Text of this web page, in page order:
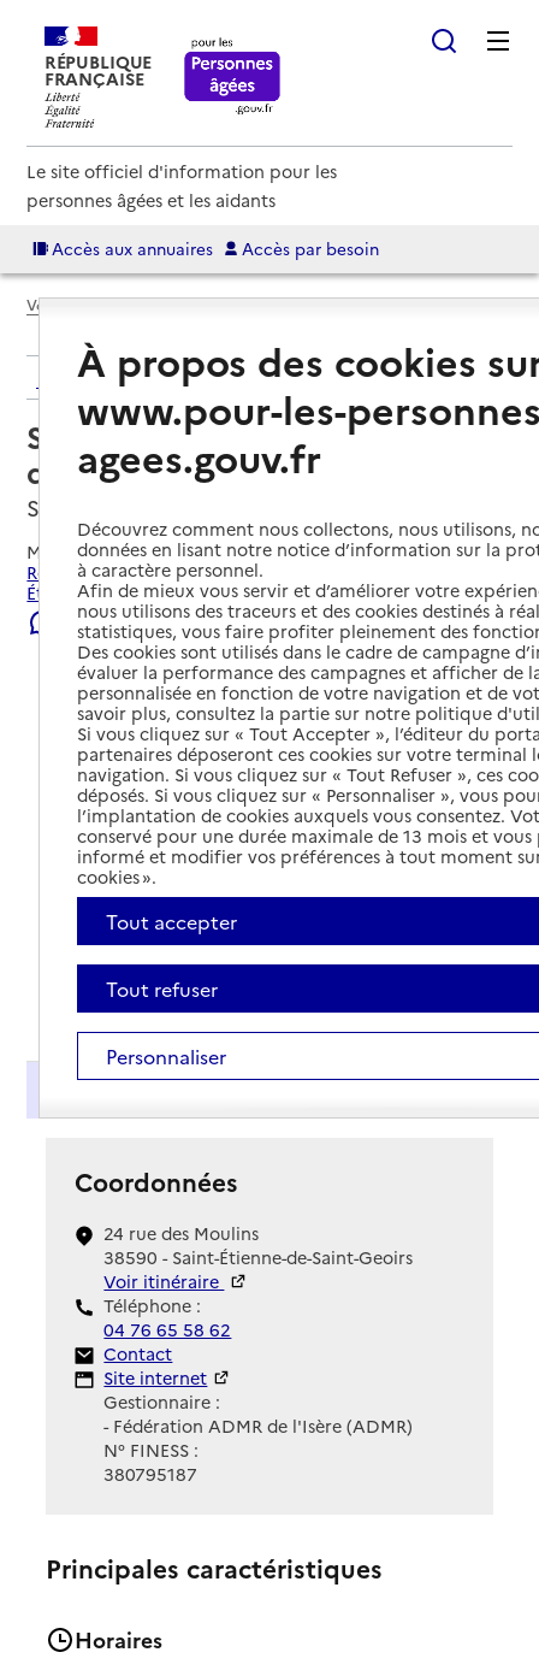
RÉPUBLIQUE
FRANÇAISE
Le site officiel d'information pour les
personnes âgées et les aidants
Accès aux annuaires Accès par besoin
Voir le fil d’Ariane
Retour aux résultats de l'annuaire
Service de soins infirmiers à
domicile – SSIAD ADMR
Saint-Étienne-de-Saint-Geoirs, ISERE
Mis à jour le05/08/2026
Rechercher les établissements et services autour de Saint-
Étienne-de-Saint-Geoirs.
Signaler une erreur
Coordonnées
24 rue des Moulins
38590 - Saint-Étienne-de-Saint-Geoirs
Voir itinéraire
Téléphone :
04 76 65 58 62
Contact
Contact
Site Internet
Site internet
Gestionnaire :
- Fédération ADMR de l'Isère (ADMR)
N° FINESS :
380795187
Principales caractéristiques
Horaires
À propos des cookies
www.pour-les-
agees.gouv.fr
Découvrez comment nous collectons, nous utilisons,
données en lisant notre notice d’information sur la
à caractère personnel.
Afin de mieux vous servir et d’améliorer votre
nous utilisons des traceurs et des cookies destinés à
statistiques, vous faire profiter pleinement des
Des cookies sont utilisés dans le cadre de campagne
évaluer la performance des campagnes et afficher de
personnalisée en fonction de votre navigation et de
savoir plus, consultez la partie sur notre politique
Si vous cliquez sur « Tout Accepter », l’éditeur du
partenaires déposeront ces cookies sur votre terminal
navigation. Si vous cliquez sur « Tout Refuser », ces
déposés. Si vous cliquez sur « Personnaliser », vous
l’implantation de cookies auxquels vous consentez.
conservé pour une durée maximale de 13 mois et
informé et modifier vos préférences à tout moment
cookies ».
Tout accepter
Tout refuser
Personnaliser